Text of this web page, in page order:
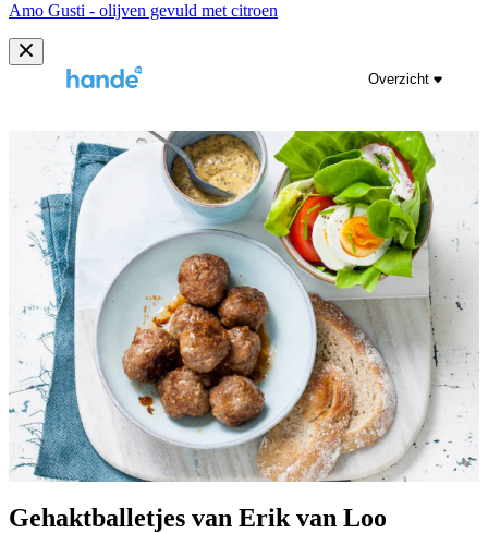
Amo Gusti - olijven gevuld met citroen
Overzicht
Gehaktballetjes van Erik van Loo